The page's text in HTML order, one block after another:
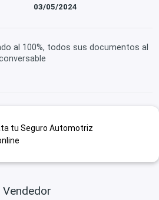
03/05/2024
al 100%, todos sus documentos al
tu Seguro Automotriz
Vendedor